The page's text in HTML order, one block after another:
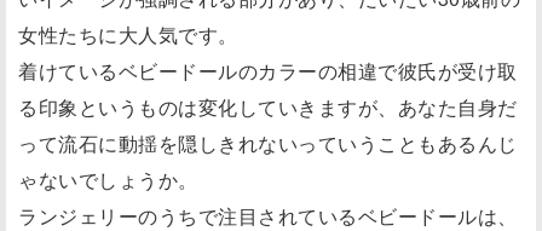
女性たちに大人気です。
着けているベビードールのカラーの相違で彼氏が受け取
る印象というものは変化していきますが、あなた自身だ
って流石に動揺を隠しきれないっていうこともあるんじ
ゃないでしょうか。
ランジェリーのうちで注目されているベビードールは、